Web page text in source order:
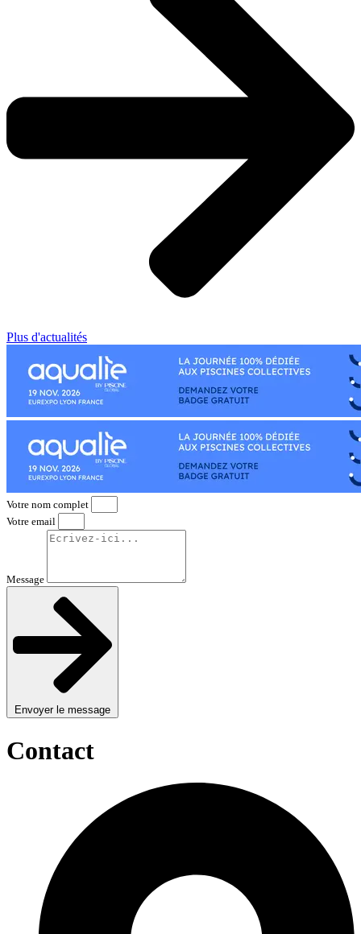
Plus d'actualités
Votre nom complet
Votre email
Message
Envoyer le message
Contact